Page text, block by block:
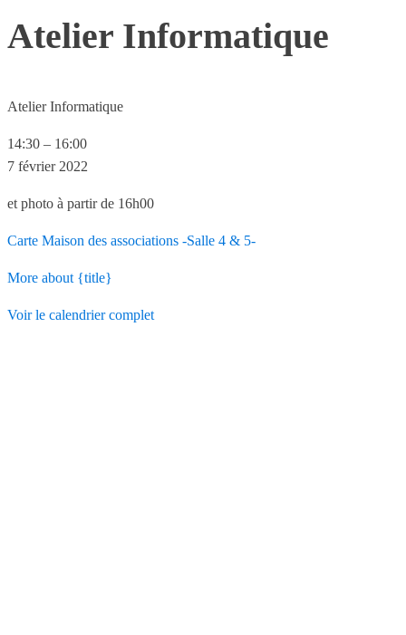
Atelier Informatique
Atelier Informatique
14:30 – 16:00
7 février 2022
et photo à partir de 16h00
Carte Maison des associations -Salle 4 & 5-
More about {title}
Voir le calendrier complet